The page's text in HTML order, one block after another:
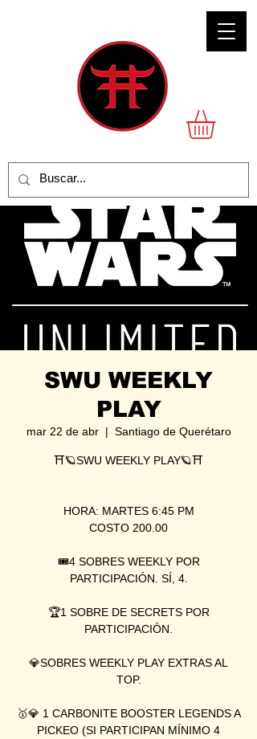
SWU WEEKLY
PLAY
mar 22 de abr
  |
Santiago de Querétaro
⛩🪐SWU WEEKLY PLAY🪐⛩
HORA: MARTES 6:45 PM
COSTO 200.00
🎟4 SOBRES WEEKLY POR
PARTICIPACIÓN. SÍ, 4.
🏆1 SOBRE DE SECRETS POR
PARTICIPACIÓN.
💎SOBRES WEEKLY PLAY EXTRAS AL
TOP.
🥇💎 1 CARBONITE BOOSTER LEGENDS A
PICKEO (SI PARTICIPAN MÍNIMO 4